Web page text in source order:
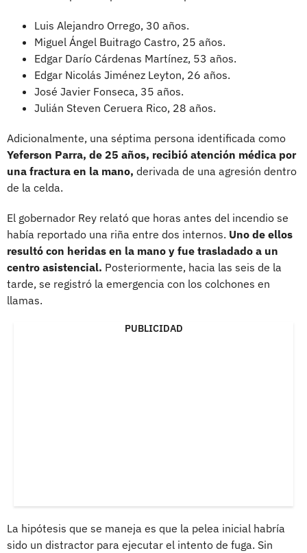
Luis Alejandro Orrego, 30 años.
Miguel Ángel Buitrago Castro, 25 años.
Edgar Darío Cárdenas Martínez, 53 años.
Edgar Nicolás Jiménez Leyton, 26 años.
José Javier Fonseca, 35 años.
Julián Steven Ceruera Rico, 28 años.
Adicionalmente, una séptima persona identificada como
Yeferson Parra, de 25 años, recibió atención médica por
una fractura en la mano, derivada de una agresión dentro
de la celda.
El gobernador Rey relató que horas antes del incendio se
había reportado una riña entre dos internos. Uno de ellos
resultó con heridas en la mano y fue trasladado a un
centro asistencial. Posteriormente, hacia las seis de la
tarde, se registró la emergencia con los colchones en
llamas.
PUBLICIDAD
La hipótesis que se maneja es que la pelea inicial habría
sido un distractor para ejecutar el intento de fuga. Sin